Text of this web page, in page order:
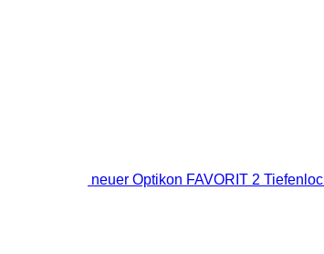
neuer Optikon FAVORIT 2